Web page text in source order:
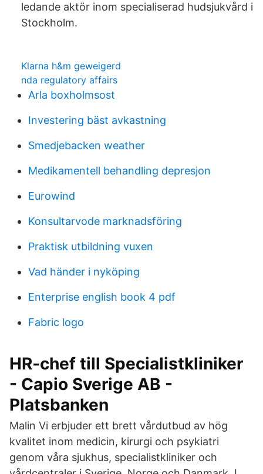
ledande aktör inom specialiserad hudsjukvård i
Stockholm.
Klarna h&m geweigerd
nda regulatory affairs
Arla boxholmsost
Investering bäst avkastning
Smedjebacken weather
Medikamentell behandling depresjon
Eurowind
Konsultarvode marknadsföring
Praktisk utbildning vuxen
Vad händer i nyköping
Enterprise english book 4 pdf
Fabric logo
HR-chef till Specialistkliniker
- Capio Sverige AB -
Platsbanken
Malin Vi erbjuder ett brett vårdutbud av hög
kvalitet inom medicin, kirurgi och psykiatri
genom våra sjukhus, specialistkliniker och